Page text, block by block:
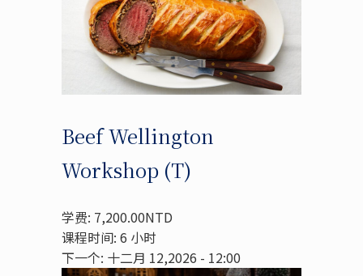
Beef Wellington
Workshop (T)
学费: 7,200.00NTD
课程时间: 6 小时
下一个: 十二月 12,2026 - 12:00